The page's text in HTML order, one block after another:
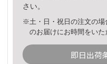
さい。
※土・日・祝日の注文の場
のお届けにお時間をいた
即日出荷